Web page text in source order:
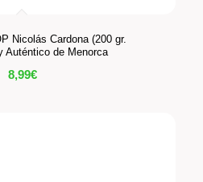
Nicolás Cardona (200 gr.
Auténtico de Menorca
8,99€